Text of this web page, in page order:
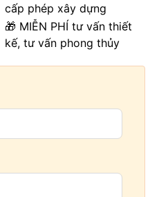
cấp phép xây dựng
🎁 MIỄN PHÍ tư vấn thiết
kế, tư vấn phong thủy